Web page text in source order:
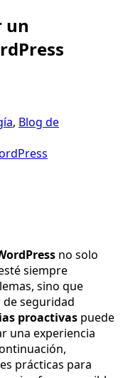
un
, Blog de
no solo
siempre
sino que
seguridad
proactivas puede
una experiencia
prácticas para